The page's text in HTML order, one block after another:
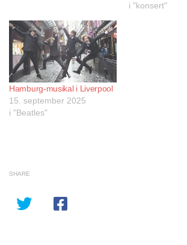
i "konsert"
Hamburg-musikal i Liverpool
15. september 2025
i "Beatles"
SHARE